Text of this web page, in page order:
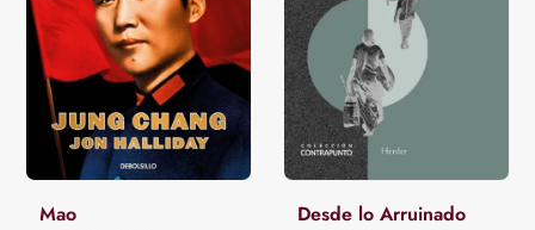
Mao Desde lo Arruinado